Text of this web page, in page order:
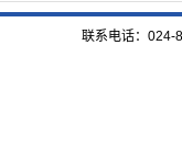
联系电话：